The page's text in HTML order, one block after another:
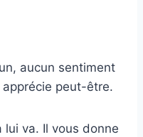
aucun sentiment
peut-être.
lui va. Il vous donne